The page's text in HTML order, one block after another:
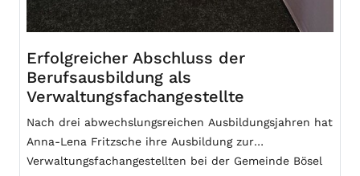
Erfolgreicher Abschluss der
Berufsausbildung als
Verwaltungsfachangestellte
Nach drei abwechslungsreichen Ausbildungsjahren hat
Anna-Lena Fritzsche ihre Ausbildung zur
Verwaltungsfachangestellten bei der Gemeinde Bösel